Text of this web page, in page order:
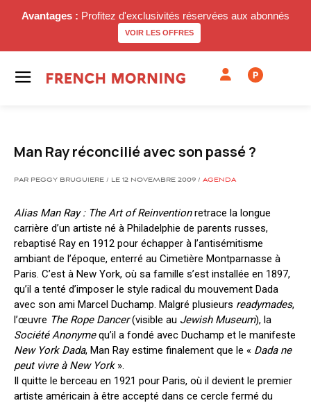
Avantages : Profitez d'exclusivités réservées aux abonnés
VOIR LES OFFRES
P
Man Ray réconcilié avec son passé ?
PAR PEGGY BRUGUIERE / LE 12 NOVEMBRE 2009 / AGENDA
Alias Man Ray : The Art of Reinventionretrace la longue
carrière d’un artiste né à Philadelphie de parents russes,
rebaptisé Ray en 1912 pour échapper à l’antisémitisme
ambiant de l’époque, enterré au Cimetière Montparnasse à
Paris. C’est à New York, où sa famille s’est installée en 1897,
qu’il a tenté d’imposer le style radical du mouvement Dada
avec son ami Marcel Duchamp. Malgré plusieurs readymades,
l’œuvre The Rope Dancer(visible au Jewish Museum), la
Société Anonymequ’il a fondé avec Duchamp et le manifeste
New York Dada, Man Ray estime finalement que le « Dada ne
peut vivre à New York».
Il quitte le berceau en 1921 pour Paris, où il devient le premier
artiste américain à être accepté dans ce cercle fermé du